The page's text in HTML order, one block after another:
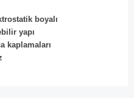
boyalı
yapı
kaplamaları